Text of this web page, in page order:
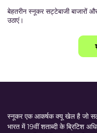
बेहतरीन स्नूकर सट्टेबाजी बाजारों
उठाएं।
स्नूकर एक आकर्षक क्यू खेल है जो
भारत में 19वीं शताब्दी के